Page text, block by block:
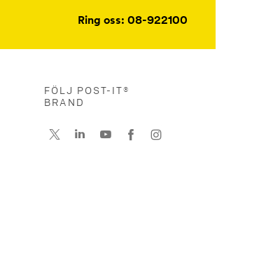
Ring oss: 08-922100
FÖLJ POST-IT®
BRAND